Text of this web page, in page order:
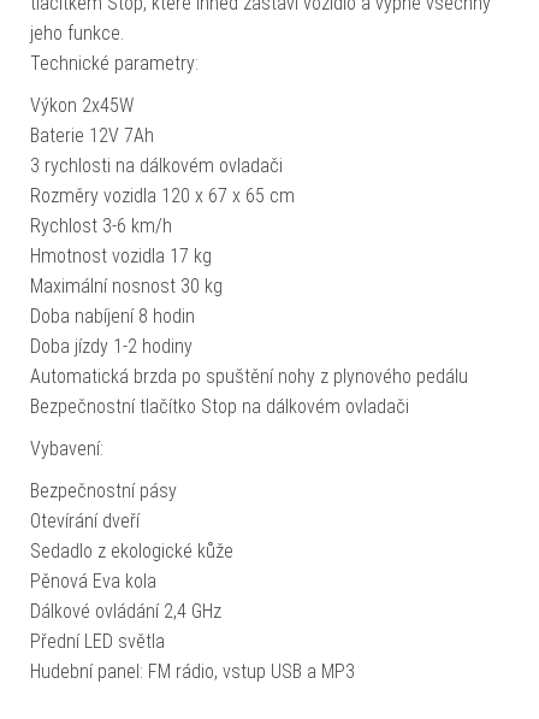
jeho funkce.
Technické parametry:
Výkon 2x45W
Baterie 12V 7Ah
3 rychlosti na dálkovém ovladači
Rozměry vozidla 120 x 67 x 65 cm
Rychlost 3-6 km/h
Hmotnost vozidla 17 kg
Maximální nosnost 30 kg
Doba nabíjení 8 hodin
Doba jízdy 1-2 hodiny
Automatická brzda po spuštění nohy z plynového pedálu
Bezpečnostní tlačítko Stop na dálkovém ovladači
Vybavení:
Bezpečnostní pásy
Otevírání dveří
Sedadlo z ekologické kůže
Pěnová Eva kola
Dálkové ovládání 2,4 GHz
Přední LED světla
Hudební panel: FM rádio, vstup USB a MP3